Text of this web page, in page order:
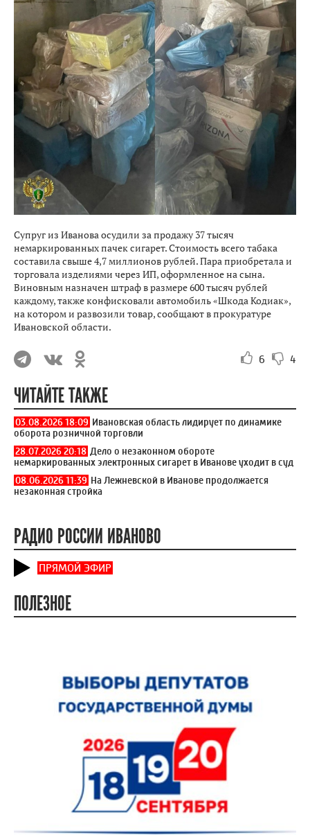
Супруг из Иванова осудили за продажу 37 тысяч
немаркированных пачек сигарет. Стоимость всего табака
составила свыше 4,7 миллионов рублей. Пара приобретала и
торговала изделиями через ИП, оформленное на сына.
Виновным назначен штраф в размере 600 тысяч рублей
каждому, также конфисковали автомобиль «Шкода Кодиак»,
на котором и развозили товар, сообщают в прокуратуре
Ивановской области.
6 4
ЧИТАЙТЕ ТАКЖЕ
03.08.2026 18:09 Ивановская область лидирует по динамике
оборота розничной торговли
28.07.2026 20:18 Дело о незаконном обороте
немаркированных электронных сигарет в Иванове уходит в суд
08.06.2026 11:39 На Лежневской в Иванове продолжается
незаконная стройка
РАДИО РОССИИ ИВАНОВО
ПРЯМОЙ ЭФИР
ПОЛЕЗНОЕ